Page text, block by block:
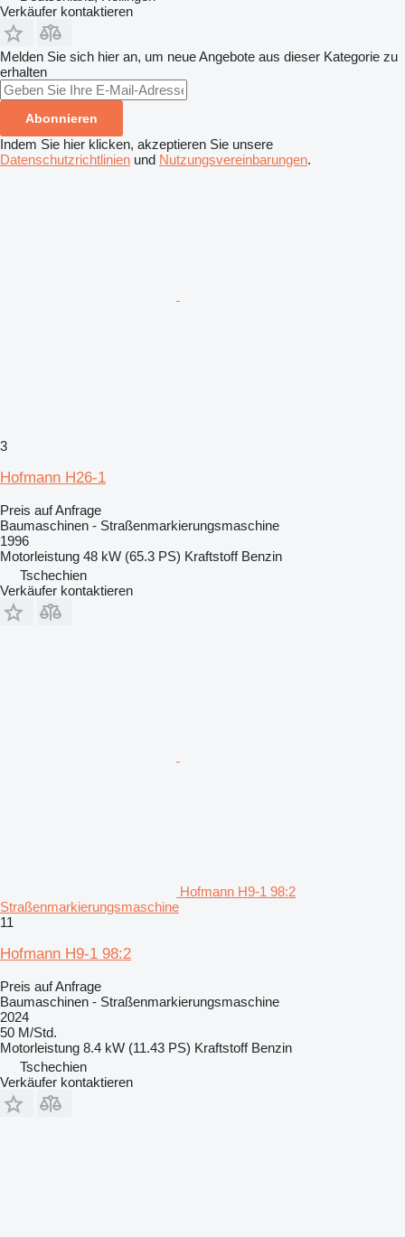
Verkäufer kontaktieren
Melden Sie sich hier an, um neue Angebote aus dieser Kategorie zu
erhalten
Abonnieren
Indem Sie hier klicken, akzeptieren Sie unsere
Datenschutzrichtlinien und Nutzungsvereinbarungen.
3
Hofmann H26-1
Preis auf Anfrage
Baumaschinen - Straßenmarkierungsmaschine
1996
Motorleistung 48 kW (65.3 PS) Kraftstoff Benzin
Tschechien
Verkäufer kontaktieren
Hofmann H9-1 98:2
Straßenmarkierungsmaschine
11
Hofmann H9-1 98:2
Preis auf Anfrage
Baumaschinen - Straßenmarkierungsmaschine
2024
50 M/Std.
Motorleistung 8.4 kW (11.43 PS) Kraftstoff Benzin
Tschechien
Verkäufer kontaktieren